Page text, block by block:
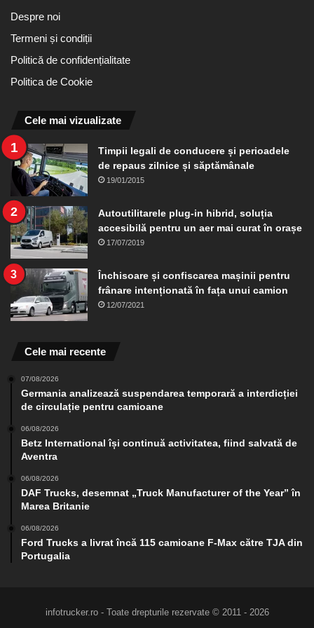
Despre noi
Termeni și condiții
Politică de confidențialitate
Politica de Cookie
Cele mai vizualizate
Timpii legali de conducere și perioadele
de repaus zilnice și săptămânale
19/01/2015
Autoutilitarele plug-in hibrid, soluția
accesibilă pentru un aer mai curat în orașe
17/07/2019
Închisoare și confiscarea mașinii pentru
frânare intenționată în fața unui camion
12/07/2021
Cele mai recente
07/08/2026
Germania analizează suspendarea temporară a interdicției
de circulație pentru camioane
06/08/2026
Betz International își continuă activitatea, fiind salvată de
Aventra
06/08/2026
DAF Trucks, desemnat „Truck Manufacturer of the Year” în
Marea Britanie
06/08/2026
Ford Trucks a livrat încă 115 camioane F-Max către TJA din
Portugalia
infotrucker.ro - Toate drepturile rezervate © 2011 - 2026